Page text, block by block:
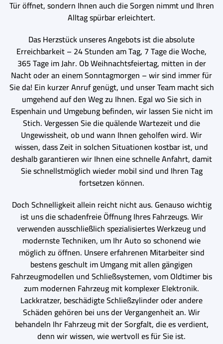
Tür öffnet, sondern Ihnen auch die Sorgen nimmt und Ihren
Alltag spürbar erleichtert.
Das Herzstück unseres Angebots ist die absolute
Erreichbarkeit – 24 Stunden am Tag, 7 Tage die Woche,
365 Tage im Jahr. Ob Weihnachtsfeiertag, mitten in der
Nacht oder an einem Sonntagmorgen – wir sind immer für
Sie da! Ein kurzer Anruf genügt, und unser Team macht sich
umgehend auf den Weg zu Ihnen. Egal wo Sie sich in
Espenhain und Umgebung befinden, wir lassen Sie nicht im
Stich. Vergessen Sie die quälende Wartezeit und die
Ungewissheit, ob und wann Ihnen geholfen wird. Wir
wissen, dass Zeit in solchen Situationen kostbar ist, und
deshalb garantieren wir Ihnen eine schnelle Anfahrt, damit
Sie schnellstmöglich wieder mobil sind und Ihren Tag
fortsetzen können.
Doch Schnelligkeit allein reicht nicht aus. Genauso wichtig
ist uns die schadenfreie Öffnung Ihres Fahrzeugs. Wir
verwenden ausschließlich spezialisiertes Werkzeug und
modernste Techniken, um Ihr Auto so schonend wie
möglich zu öffnen. Unsere erfahrenen Mitarbeiter sind
bestens geschult im Umgang mit allen gängigen
Fahrzeugmodellen und Schließsystemen, vom Oldtimer bis
zum modernen Fahrzeug mit komplexer Elektronik.
Lackkratzer, beschädigte Schließzylinder oder andere
Schäden gehören bei uns der Vergangenheit an. Wir
behandeln Ihr Fahrzeug mit der Sorgfalt, die es verdient,
denn wir wissen, wie wertvoll es für Sie ist.